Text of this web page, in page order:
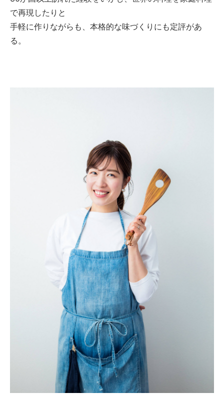
で再現したりと
手軽に作りながらも、本格的な味づくりにも定評があ
る。